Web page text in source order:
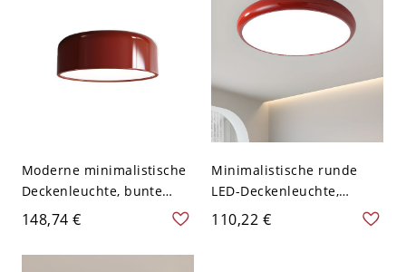
cm Dreistufiges Dimmen
Moderne minimalistische
Deckenleuchte, bunte
Eisen- & Acryl-LED-Lampe
für Flure & Schlafzimmer -
Rot 110V-120V 35,56 cm
148,74 €
Minimalistische runde
LED-Deckenleuchte,
flaches Metall- und Acryl-
Design - Rot 110V-120V
110,22 €